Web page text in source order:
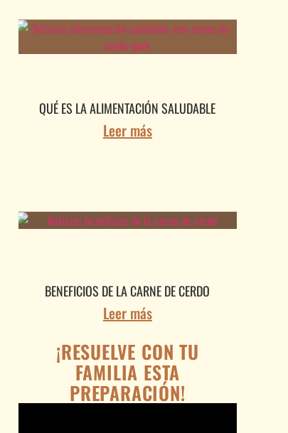
QUÉ ES LA ALIMENTACIÓN SALUDABLE
Leer más
BENEFICIOS DE LA CARNE DE CERDO
Leer más
¡RESUELVE CON TU
FAMILIA ESTA
PREPARACIÓN!